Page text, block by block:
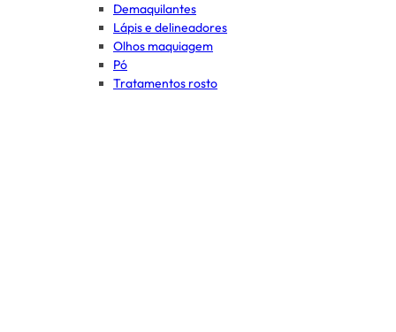
Demaquilantes
Lápis e delineadores
Olhos maquiagem
Pó
Tratamentos rosto